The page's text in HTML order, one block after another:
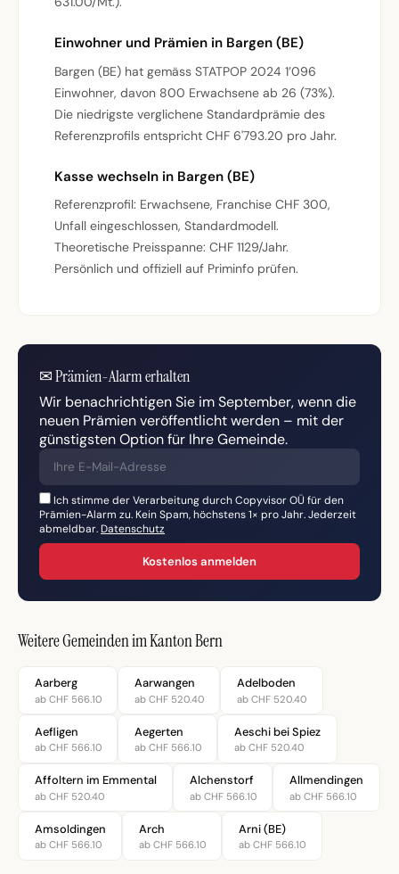
Einwohner und Prämien in Bargen (BE)
Bargen (BE) hat gemäss STATPOP 2024 1’096
Einwohner, davon 800 Erwachsene ab 26 (73%).
Die niedrigste verglichene Standardprämie des
Referenzprofils entspricht CHF 6'793.20 pro Jahr.
Kasse wechseln in Bargen (BE)
Referenzprofil: Erwachsene, Franchise CHF 300,
Unfall eingeschlossen, Standardmodell.
Theoretische Preisspanne: CHF 1129/Jahr.
Persönlich und offiziell auf Priminfo prüfen.
✉Prämien-Alarm erhalten
Wir benachrichtigen Sie im September, wenn die
neuen Prämien veröffentlicht werden – mit der
günstigsten Option für Ihre Gemeinde.
Ich stimme der Verarbeitung durch Copyvisor OÜ für den
Prämien-Alarm zu. Kein Spam, höchstens 1× pro Jahr. Jederzeit
abmeldbar. Datenschutz
Kostenlos anmelden
Weitere Gemeinden im Kanton Bern
Aarberg
ab CHF 566.10
Aarwangen
ab CHF 520.40
Adelboden
ab CHF 520.40
Aefligen
ab CHF 566.10
Aegerten
ab CHF 566.10
Aeschi bei Spiez
ab CHF 520.40
Affoltern im Emmental
ab CHF 520.40
Alchenstorf
ab CHF 566.10
Allmendingen
ab CHF 566.10
Amsoldingen
ab CHF 566.10
Arch
ab CHF 566.10
Arni (BE)
ab CHF 566.10